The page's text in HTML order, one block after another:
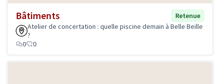
Bâtiments
Retenue
Atelier de concertation : quelle piscine demain à Belle Beille
?
0
0